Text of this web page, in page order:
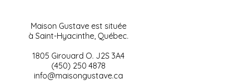
Maison Gustave est située
à Saint-Hyacinthe, Québec.
1805 Girouard O. J2S 3A4
(450) 250 4878
info@maisongustave.ca